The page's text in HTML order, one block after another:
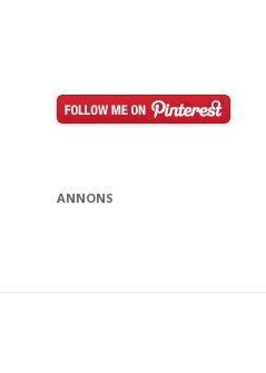
ANNONS